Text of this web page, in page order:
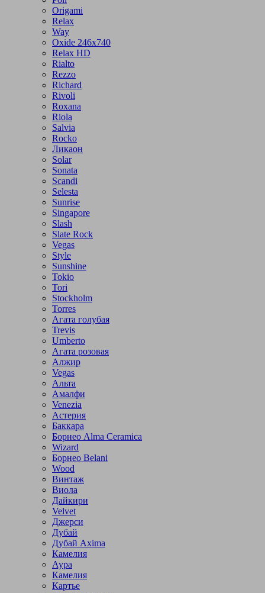
Origami
Relax
Way
Oxide 246x740
Relax HD
Rialto
Rezzo
Richard
Rivoli
Roxana
Riola
Salvia
Rocko
Ликаон
Solar
Sonata
Scandi
Selesta
Sunrise
Singapore
Slash
Slate Rock
Vegas
Style
Sunshine
Tokio
Tori
Stockholm
Torres
Агата голубая
Trevis
Umberto
Агата розовая
Алжир
Vegas
Альта
Амалфи
Venezia
Астерия
Баккара
Борнео Alma Ceramica
Wizard
Борнео Belani
Wood
Винтаж
Виола
Дайкири
Velvet
Джерси
Дубай
Дубай Axima
Камелия
Аура
Камелия
Картье